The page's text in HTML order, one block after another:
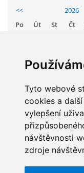
Tyto webové
cookies a
vylepšení
návštěvnosti
zdroje
<<
2026
Po
Út St Čt
11 12 13
18 19 20
25 26 27
STATISTIKY